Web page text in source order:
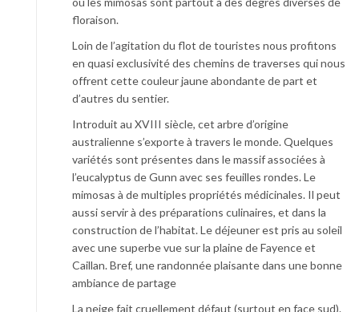
floraison.
Loin de l’agitation du flot de touristes nous profitons
en quasi exclusivité des chemins de traverses qui nous
offrent cette couleur jaune abondante de part et
d’autres du sentier.
Introduit au XVIII siècle, cet arbre d’origine
australienne s’exporte à travers le monde. Quelques
variétés sont présentes dans le massif associées à
l’eucalyptus de Gunn avec ses feuilles rondes. Le
mimosas à de multiples propriétés médicinales. Il peut
aussi servir à des préparations culinaires, et dans la
construction de l’habitat. Le déjeuner est pris au soleil
avec une superbe vue sur la plaine de Fayence et
Caillan. Bref, une randonnée plaisante dans une bonne
ambiance de partage
La neige fait cruellement défaut (surtout en face sud).